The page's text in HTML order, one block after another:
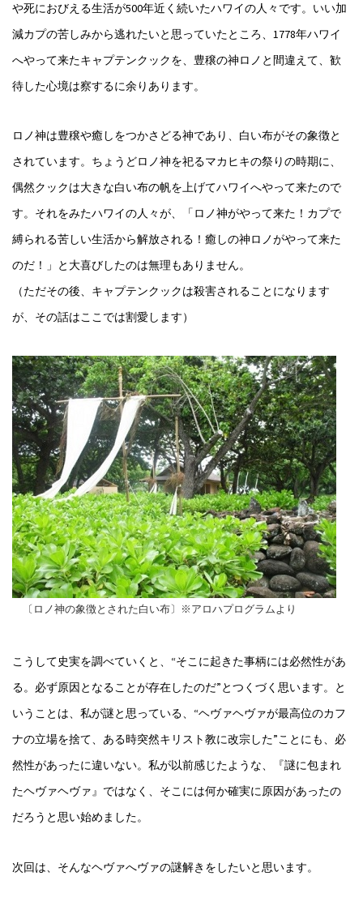
や死におびえる生活が500年近く続いたハワイの人々です。いい加
減カプの苦しみから逃れたいと思っていたところ、1778年ハワイ
へやって来たキャプテンクックを、豊穣の神ロノと間違えて、歓
待した心境は察するに余りあります。
ロノ神は豊穣や癒しをつかさどる神であり、白い布がその象徴と
されています。ちょうどロノ神を祀るマカヒキの祭りの時期に、
偶然クックは大きな白い布の帆を上げてハワイへやって来たので
す。それをみたハワイの人々が、「ロノ神がやって来た！カプで
縛られる苦しい生活から解放される！癒しの神ロノがやって来た
のだ！」と大喜びしたのは無理もありません。
（ただその後、キャプテンクックは殺害されることになります
が、その話はここでは割愛します）
〔ロノ神の象徴とされた白い布〕※アロハプログラムより
こうして史実を調べていくと、“そこに起きた事柄には必然性があ
る。必ず原因となることが存在したのだ”とつくづく思います。と
いうことは、私が謎と思っている、“ヘヴァヘヴァが最高位のカフ
ナの立場を捨て、ある時突然キリスト教に改宗した”ことにも、必
然性があったに違いない。私が以前感じたような、『謎に包まれ
たヘヴァヘヴァ』ではなく、そこには何か確実に原因があったの
だろうと思い始めました。
次回は、そんなヘヴァへヴァの謎解きをしたいと思います。